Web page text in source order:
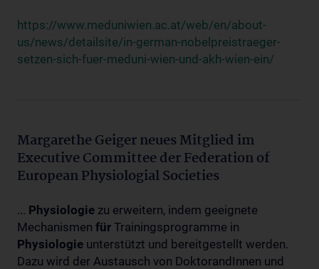
https://www.meduniwien.ac.at/web/en/about-
us/news/detailsite/in-german-nobelpreistraeger-
setzen-sich-fuer-meduni-wien-und-akh-wien-ein/
Margarethe Geiger neues Mitglied im
Executive Committee der Federation of
European Physiologial Societies
... Physiologie zu erweitern, indem geeignete
Mechanismen für Trainingsprogramme in
Physiologie unterstützt und bereitgestellt werden.
Dazu wird der Austausch von DoktorandInnen und